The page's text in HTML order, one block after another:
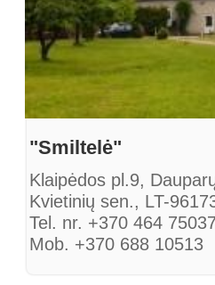
"Smiltelė"
Klaipėdos pl.9,
Kvietinių sen., LT-
Tel. nr. +370 464 75037
Mob. +370 688 10513